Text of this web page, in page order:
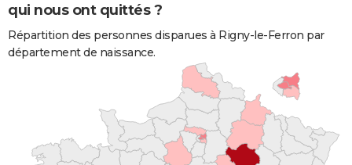
qui nous ont quittés ?
Répartition des personnes disparues à Rigny-le-Ferron par
département de naissance.